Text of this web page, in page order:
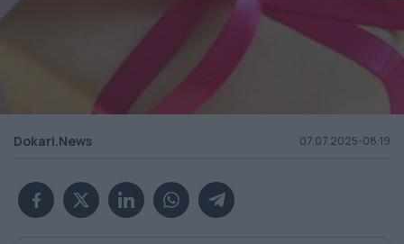
Dokari.News 07.07.2025-08:19